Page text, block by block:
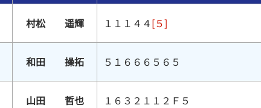
村松 遥輝 １１１４４[５]
和田 操拓 ５１６６６５６５
山田 哲也 １６３２１１２Ｆ５